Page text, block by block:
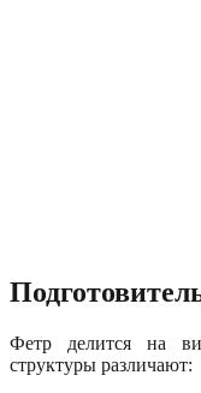
Фетр делится на
структуры различают: